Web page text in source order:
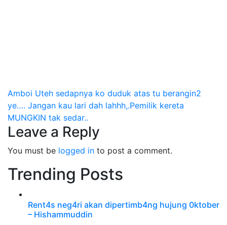
Post
navigation
Amboi Uteh sedapnya ko duduk atas tu berangin2
ye…. Jangan kau lari dah lahhh,.Pemilik kereta
MUNGKIN tak sedar..
Leave a Reply
You must be logged in to post a comment.
Trending Posts
Rent4s neg4ri akan dipertimb4ng hujung 0ktober
– Hishammuddin